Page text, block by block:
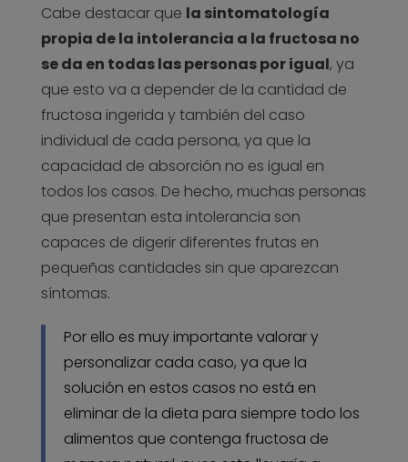
Cabe destacar que la sintomatología
propia de la intolerancia a la fructosa no
se da en todas las personas por igual, ya
que esto va a depender de la cantidad de
fructosa ingerida y también del caso
individual de cada persona, ya que la
capacidad de absorción no es igual en
todos los casos. De hecho, muchas personas
que presentan esta intolerancia son
capaces de digerir diferentes frutas en
pequeñas cantidades sin que aparezcan
síntomas.
Por ello es muy importante valorar y
personalizar cada caso, ya que la
solución en estos casos no está en
eliminar de la dieta para siempre todo los
alimentos que contenga fructosa de